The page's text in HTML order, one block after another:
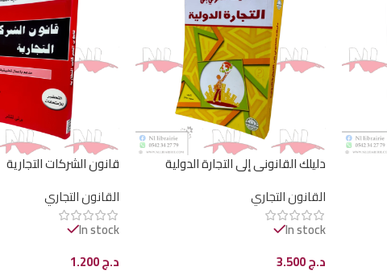
دليلك القانوني إلى التجارة الدولية
القانون التجاري
In stock
د.ج
قانون الشركات التجارية
القانون التجاري
In stock
د.ج1.200